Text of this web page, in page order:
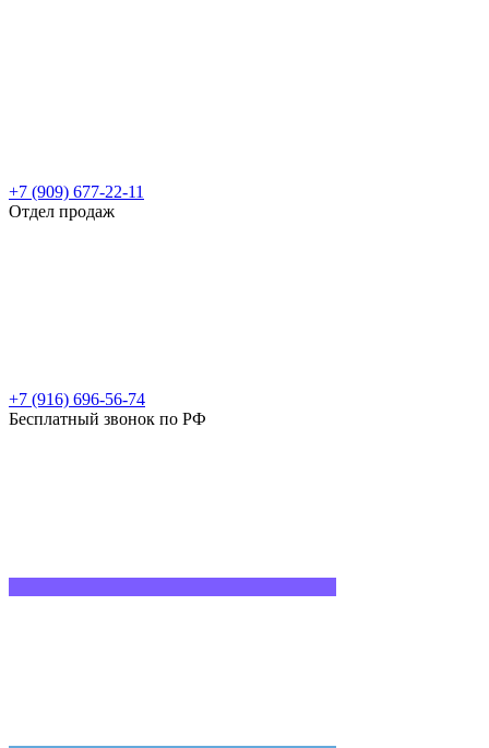
+7 (909) 677-22-11
Отдел продаж
+7 (916) 696-56-74
Бесплатный звонок по РФ